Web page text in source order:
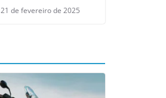
21 de fevereiro de 2025